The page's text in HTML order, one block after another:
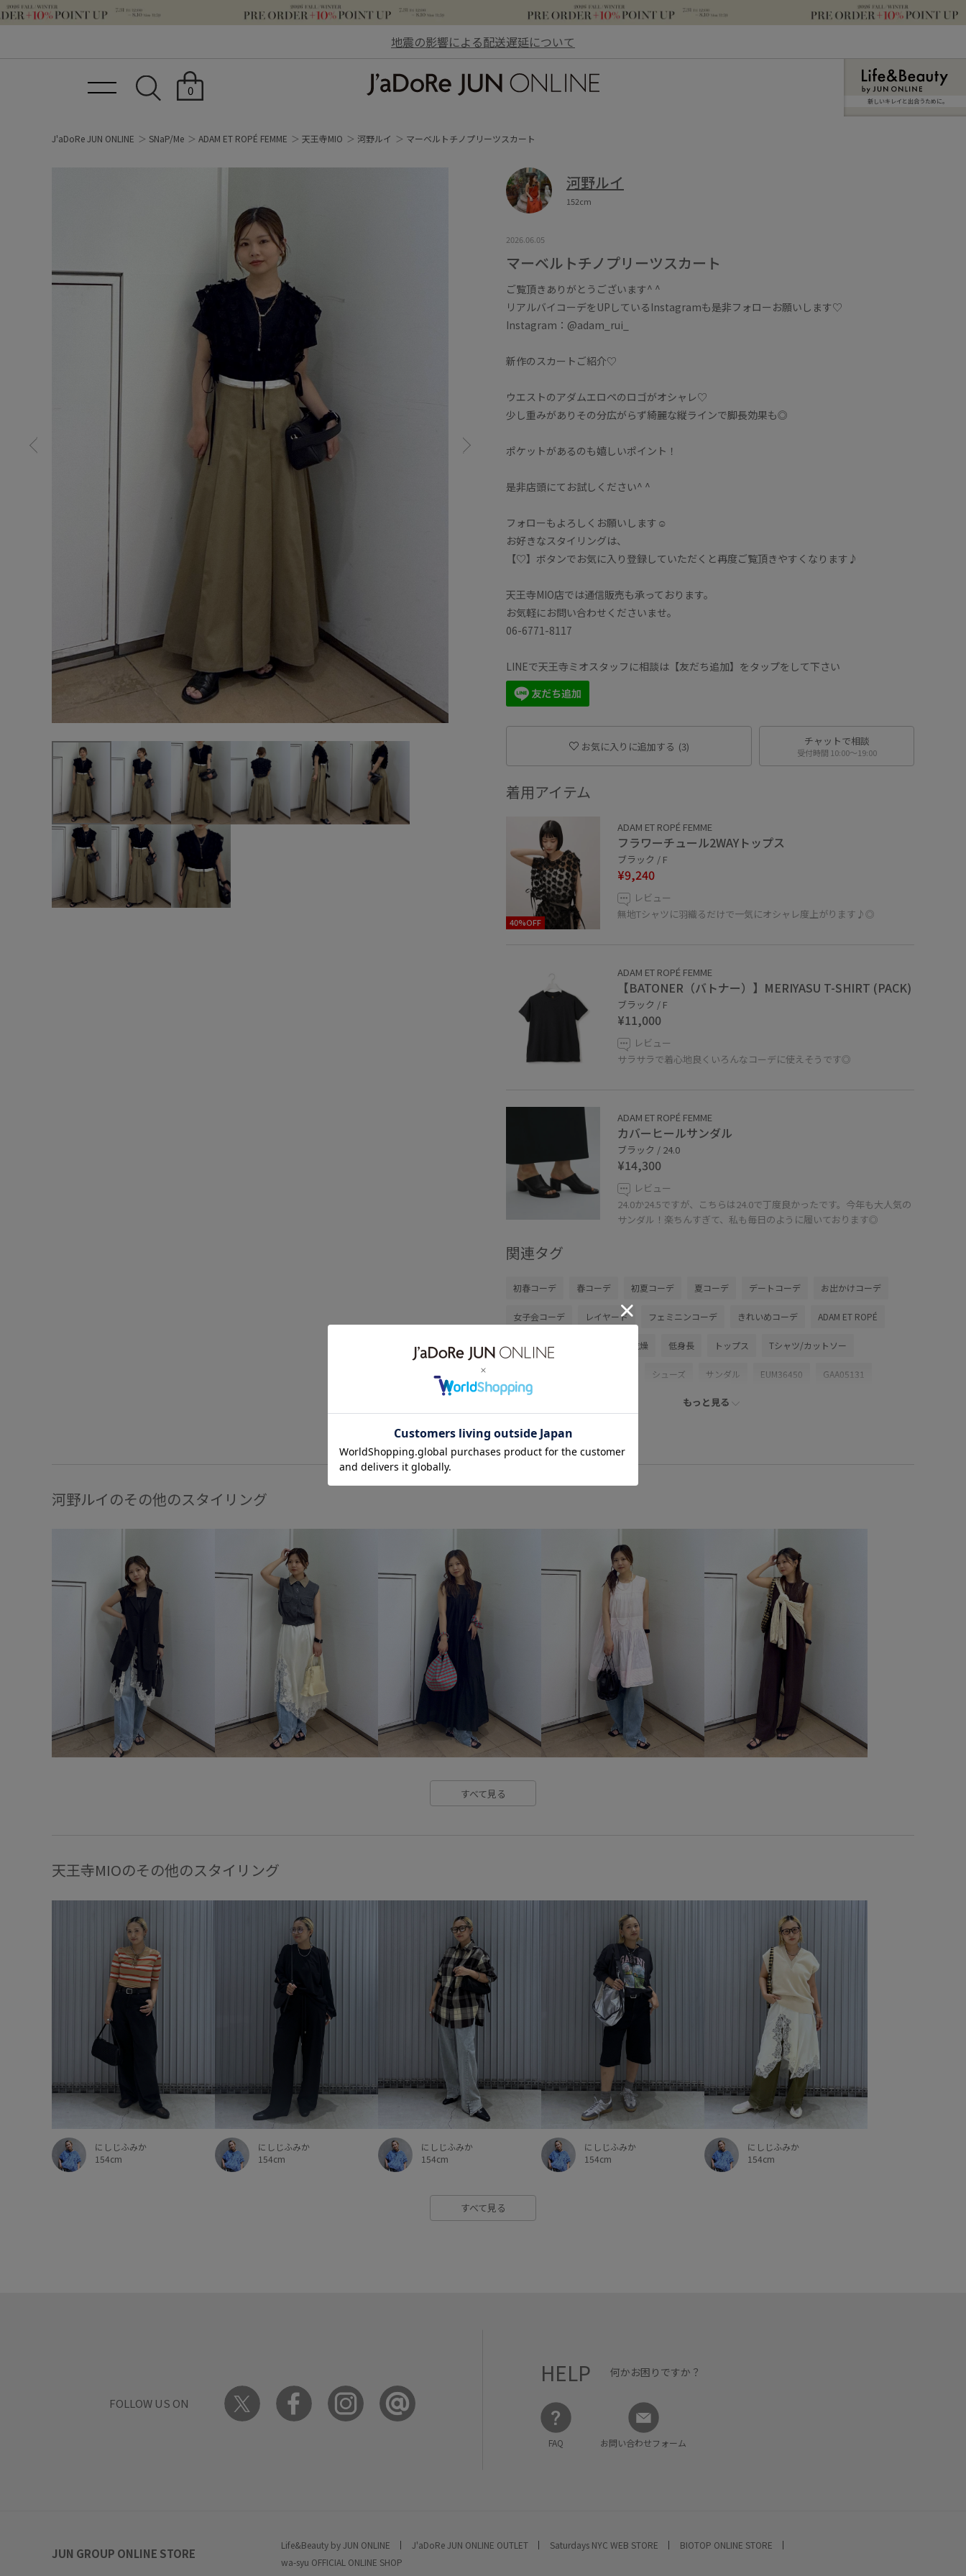
地震の影響による配送遅延について
0
新しいキレイと出合うために。
J'aDoRe JUN ONLINE SNaP/Me ADAM ET ROPÉ FEMME 天王寺MIO 河野ルイ マーベルトチノプリーツスカート
河野ルイ
152cm
2026.06.05
マーベルトチノプリーツスカート
ご覧頂きありがとうございます^ ^
リアルバイコーデをUPしているInstagramも是非フォローお願いします♡
Instagram：@adam_rui_
新作のスカートご紹介♡
ウエストのアダムエロペのロゴがオシャレ♡
少し重みがありその分広がらず綺麗な縦ラインで脚長効果も◎
ポケットがあるのも嬉しいポイント！
是非店頭にてお試しください^ ^
フォローもよろしくお願いします☺︎
お好きなスタイリングは、
【♡】ボタンでお気に入り登録していただくと再度ご覧頂きやすくなります♪
天王寺MIO店では通信販売も承っております。
お気軽にお問い合わせくださいませ。
06-6771-8117
LINEで天王寺ミオスタッフに相談は【友だち追加】をタップをして下さい
お気に入りに追加する (3) チャットで相談
受付時間 10:00〜19:00
着用アイテム
40%OFF
ADAM ET ROPÉ FEMME
フラワーチュール2WAYトップス
ブラック / F
¥9,240
レビュー
無地Tシャツに羽織るだけで一気にオシャレ度上がります♪◎
ADAM ET ROPÉ FEMME
【BATONER（バトナー）】MERIYASU T-SHIRT (PACK)
ブラック / F
¥11,000
レビュー
サラサラで着心地良くいろんなコーデに使えそうです◎
ADAM ET ROPÉ FEMME
カバーヒールサンダル
ブラック / 24.0
¥14,300
レビュー
24.0か24.5ですが、こちらは24.0で丁度良かったです。今年も大人気の
サンダル！楽ちんすぎて、私も毎日のように履いております◎
関連タグ
初春コーデ 春コーデ 初夏コーデ 夏コーデ デートコーデ お出かけコーデ
女子会コーデ レイヤード フェミニンコーデ きれいめコーデ ADAM ET ROPÉ
ストレート 乾燥 低身長 トップス Tシャツ/カットソー
シューズ サンダル EUM36450 GAA05131
26SS30 2WAYで使える
sheeritem17w
シャツ シワになりにくい
デザインがポイント デニム合わせ
バランスが良い パンツ フェイクレザー フェミニン プリーツスカート
ボリューム感 マニッシュ
ルーズ レザー調
伸縮性 光沢感 快適 快適な着心地
美シルエット 華やか 透け感
もっと見る
河野ルイのその他のスタイリング
すべて見る
天王寺MIOのその他のスタイリング
にしじふみか
154cm
にしじふみか
154cm
にしじふみか
154cm
にしじふみか
154cm
にしじふみか
154cm
すべて見る
FOLLOW US ON
HELP 何かお困りですか？
FAQ お問い合わせフォーム
JUN GROUP ONLINE STORE
Life&Beauty by JUN ONLINE J'aDoRe JUN ONLINE OUTLET Saturdays NYC WEB STORE
BIOTOP ONLINE STORE
wa-syu OFFICIAL ONLINE SHOP